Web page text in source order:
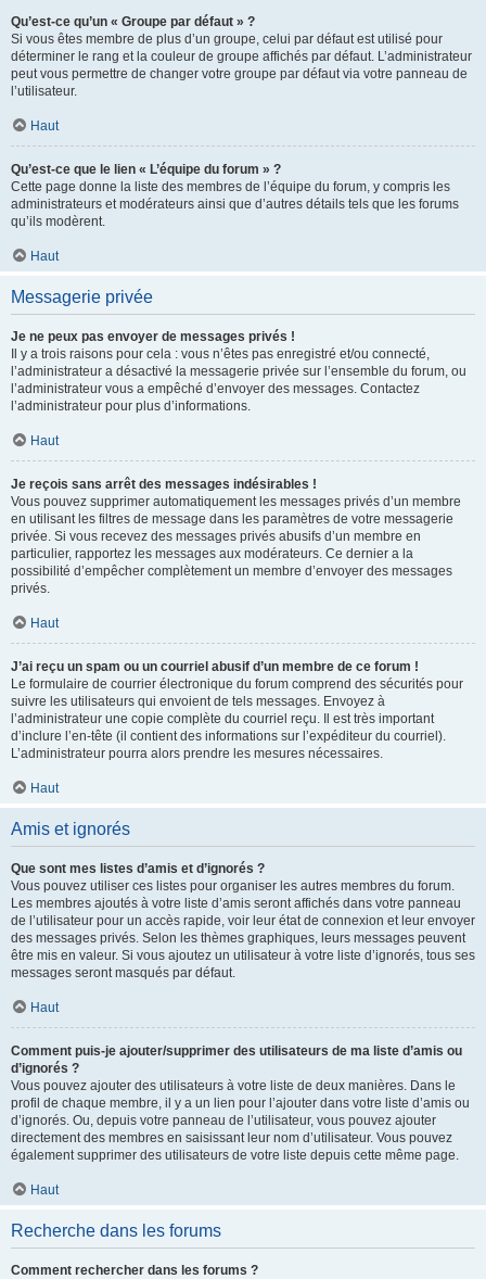
Qu’est-ce qu’un « Groupe par défaut » ?
Si vous êtes membre de plus d’un groupe, celui par défaut est utilisé pour
déterminer le rang et la couleur de groupe affichés par défaut. L’administrateur
peut vous permettre de changer votre groupe par défaut via votre panneau de
l’utilisateur.
Haut
Qu’est-ce que le lien « L’équipe du forum » ?
Cette page donne la liste des membres de l’équipe du forum, y compris les
administrateurs et modérateurs ainsi que d’autres détails tels que les forums
qu’ils modèrent.
Haut
Messagerie privée
Je ne peux pas envoyer de messages privés !
Il y a trois raisons pour cela : vous n’êtes pas enregistré et/ou connecté,
l’administrateur a désactivé la messagerie privée sur l’ensemble du forum, ou
l’administrateur vous a empêché d’envoyer des messages. Contactez
l’administrateur pour plus d’informations.
Haut
Je reçois sans arrêt des messages indésirables !
Vous pouvez supprimer automatiquement les messages privés d’un membre
en utilisant les filtres de message dans les paramètres de votre messagerie
privée. Si vous recevez des messages privés abusifs d’un membre en
particulier, rapportez les messages aux modérateurs. Ce dernier a la
possibilité d’empêcher complètement un membre d’envoyer des messages
privés.
Haut
J’ai reçu un spam ou un courriel abusif d’un membre de ce forum !
Le formulaire de courrier électronique du forum comprend des sécurités pour
suivre les utilisateurs qui envoient de tels messages. Envoyez à
l’administrateur une copie complète du courriel reçu. Il est très important
d’inclure l’en-tête (il contient des informations sur l’expéditeur du courriel).
L’administrateur pourra alors prendre les mesures nécessaires.
Haut
Amis et ignorés
Que sont mes listes d’amis et d’ignorés ?
Vous pouvez utiliser ces listes pour organiser les autres membres du forum.
Les membres ajoutés à votre liste d’amis seront affichés dans votre panneau
de l’utilisateur pour un accès rapide, voir leur état de connexion et leur envoyer
des messages privés. Selon les thèmes graphiques, leurs messages peuvent
être mis en valeur. Si vous ajoutez un utilisateur à votre liste d’ignorés, tous ses
messages seront masqués par défaut.
Haut
Comment puis-je ajouter/supprimer des utilisateurs de ma liste d’amis ou
d’ignorés ?
Vous pouvez ajouter des utilisateurs à votre liste de deux manières. Dans le
profil de chaque membre, il y a un lien pour l’ajouter dans votre liste d’amis ou
d’ignorés. Ou, depuis votre panneau de l’utilisateur, vous pouvez ajouter
directement des membres en saisissant leur nom d’utilisateur. Vous pouvez
également supprimer des utilisateurs de votre liste depuis cette même page.
Haut
Recherche dans les forums
Comment rechercher dans les forums ?